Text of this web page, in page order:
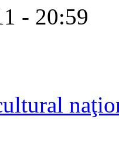
- 20:59